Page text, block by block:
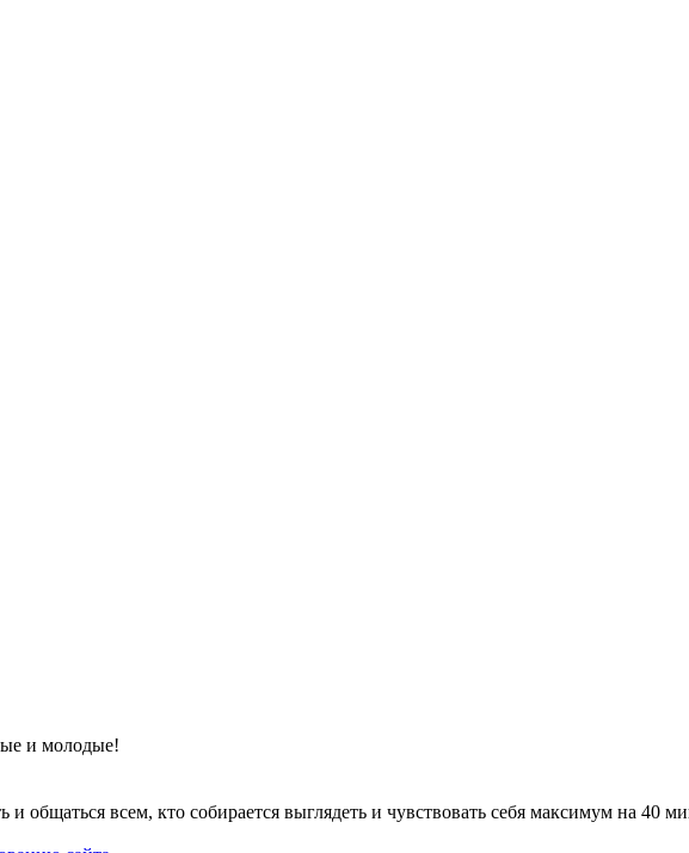
и молодые!
и общаться всем, кто собирается выглядеть и чувствовать себя максимум на 40